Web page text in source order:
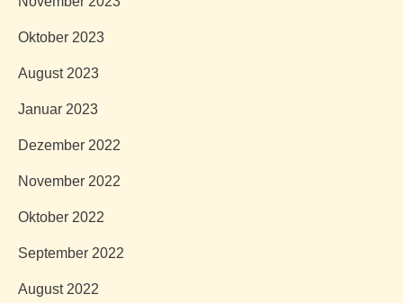
Oktober 2023
August 2023
Januar 2023
Dezember 2022
November 2022
Oktober 2022
September 2022
August 2022